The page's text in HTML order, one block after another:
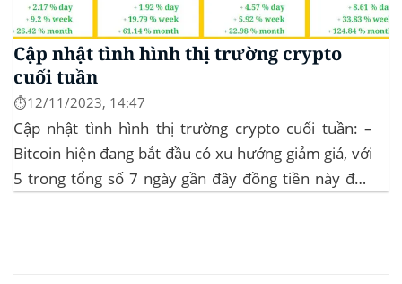
Cập nhật tình hình thị trường crypto
cuối tuần
⏱️12/11/2023, 14:47
Cập nhật tình hình thị trường crypto cuối tuần: –
Bitcoin hiện đang bắt đầu có xu hướng giảm giá, với
5 trong tổng số 7 ngày gần đây đồng tiền này đều